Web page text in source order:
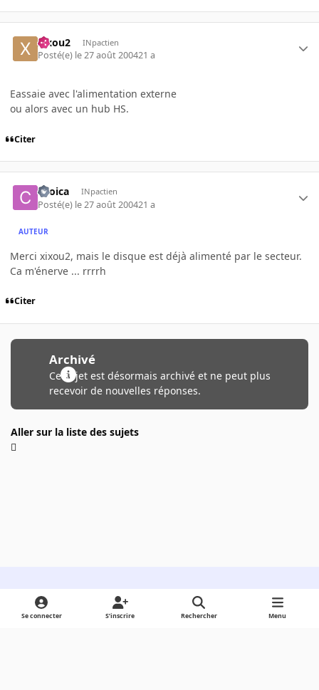
xixou2 INpactien
Posté(e) le 27 août 200421 a
Eassaie avec l'alimentation externe
ou alors avec un hub HS.
Citer
ckoica INpactien
Posté(e) le 27 août 200421 a
AUTEUR
Merci xixou2, mais le disque est déjà alimenté par le secteur.
Ca m'énerve ... rrrrh
Citer
Archivé
Ce sujet est désormais archivé et ne peut plus
recevoir de nouvelles réponses.
Aller sur la liste des sujets
Light ModeDark ModeSystem Preference
Se connecter S’inscrire Rechercher Menu